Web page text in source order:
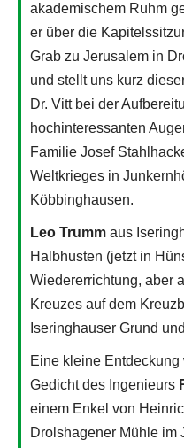
akademischem Ruhm
er über die
Grab zu Jerusalem in
und stellt uns kurz
Dr. Vitt bei der
hochinteressanten
Familie Josef
Weltkrieges in
Köbbinghausen.
Leo Trumm aus
Halbhusten (jetzt in
Wiedererrichtung, aber
Kreuzes auf dem
Iseringhauser Grund
Eine kleine
Gedicht des Ingenieurs
einem Enkel von
Drolshagener Mühle im